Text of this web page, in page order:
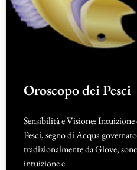
Oroscopo dei Pesci
Sensibilità e Visione:
Pesci, segno di Acqua
tradizionalmente da Giove,
intuizione e